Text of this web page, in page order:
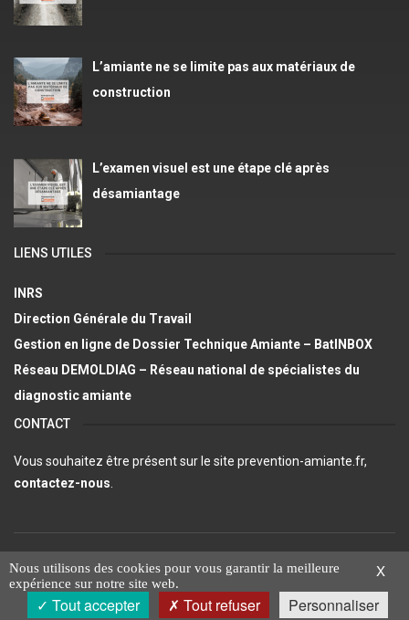
L’amiante ne se limite pas aux matériaux de
construction
L’examen visuel est une étape clé après
désamiantage
LIENS UTILES
INRS
Direction Générale du Travail
Gestion en ligne de Dossier Technique Amiante – BatINBOX
Réseau DEMOLDIAG – Réseau national de spécialistes du
diagnostic amiante
CONTACT
Vous souhaitez être présent sur le site prevention-amiante.fr,
contactez-nous
Mentions légales et Politique de confidentialité
© Prévention-amiante.fr - 2026
X
Nous utilisons des cookies pour vous garantir la meilleure
expérience sur notre site web.
Tout accepter Tout refuser Personnaliser